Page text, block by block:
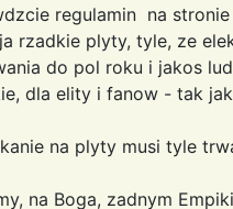
regulamin na
rzadkie plyty, tyle, ze
do pol roku i jakos
dla elity i fanow - tak
na plyty musi tyle
na Boga, zadnym